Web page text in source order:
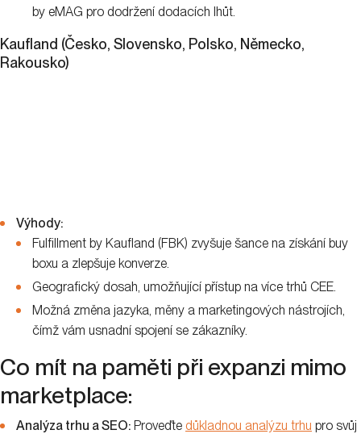
by eMAG pro dodržení dodacích lhůt.
Kaufland (Česko, Slovensko, Polsko, Německo,
Rakousko)
Výhody:
Fulfillment by Kaufland (FBK) zvyšuje šance na získání buy
boxu a zlepšuje konverze.
Geografický dosah, umožňující přístup na více trhů CEE.
Možná změna jazyka, měny a marketingových nástrojích,
čímž vám usnadní spojení se zákazníky.
Co mít na paměti při expanzi mimo
marketplace:
Analýza trhu a SEO: Proveďte důkladnou analýzu trhu pro svůj